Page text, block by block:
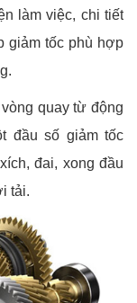
làm việc, chi tiết
giảm tốc phù hợp
quay từ động
đầu số giảm tốc
đai, xong đầu
tải.